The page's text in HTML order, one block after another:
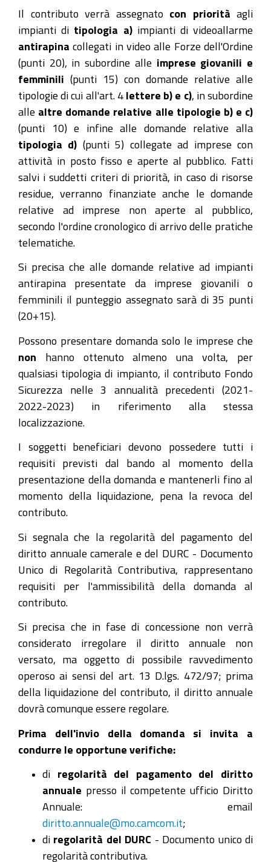
Il contributo verrà assegnato con priorità agli
impianti di tipologia a)impianti di videoallarme
antirapina collegati in video alle Forze dell'Ordine
(punti 20), in subordine alle imprese giovanili e
femminili (punti 15) con domande relative alle
tipologie di cui all'art. 4 lettere b) e c), in subordine
alle altre domande relative alle tipologie b) e c)
(punti 10) e infine alle domande relative alla
tipologia d) (punti 5) collegate ad imprese con
attività in posto fisso e aperte al pubblico. Fatti
salvi i suddetti criteri di priorità, in caso di risorse
residue, verranno finanziate anche le domande
relative ad imprese non aperte al pubblico,
secondo l'ordine cronologico di arrivo delle pratiche
telematiche.
Si precisa che alle domande relative ad impianti
antirapina presentate da imprese giovanili o
femminili il punteggio assegnato sarà di 35 punti
(20+15).
Possono presentare domanda solo le imprese che
non hanno ottenuto almeno una volta, per
qualsiasi tipologia di impianto, il contributo Fondo
Sicurezza nelle 3 annualità precedenti (2021-
2022-2023) in riferimento alla stessa
localizzazione.
I soggetti beneficiari devono possedere tutti i
requisiti previsti dal bando al momento della
presentazione della domanda e mantenerli fino al
momento della liquidazione, pena la revoca del
contributo.
Si segnala che la regolarità del pagamento del
diritto annuale camerale e del DURC - Documento
Unico di Regolarità Contributiva, rappresentano
requisiti per l'ammissibilità della domanda al
contributo.
Si precisa che in fase di concessione non verrà
considerato irregolare il diritto annuale non
versato, ma oggetto di possibile ravvedimento
operoso ai sensi del art. 13 D.lgs. 472/97; prima
della liquidazione del contributo, il diritto annuale
dovrà comunque essere regolare.
Prima dell'invio della domanda si invita a
condurre le opportune verifiche:
di regolarità del pagamento del diritto
annuale presso il competente ufficio Diritto
Annuale: email
diritto.annuale@mo.camcom.it;
di regolarità del DURC - Documento unico di
regolarità contributiva.